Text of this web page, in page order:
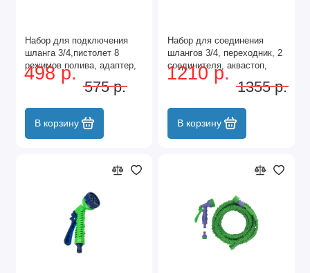
Набор для подключения
шланга 3/4,пистолет 8
режимов полива, адаптер,
2 соединителя Palisad
498 р.
575 р.
В корзину
Набор для соединения
шлангов 3/4, переходник, 2
соединителя, аквастоп,
латунный Palisad
1210 р.
1355 р.
В корзину